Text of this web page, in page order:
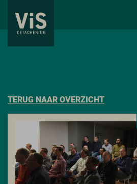
TERUG NAAR OVERZICHT